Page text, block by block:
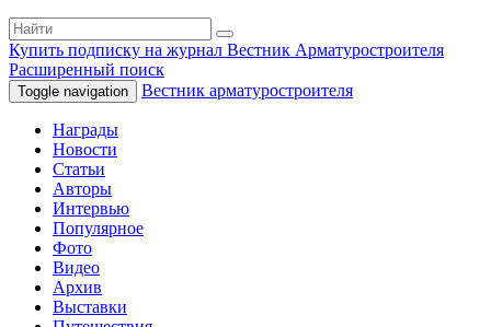
Купить подписку на журнал Вестник Арматуростроителя
Расширенный поиск
Toggle navigation Вестник арматуростроителя
Награды
Новости
Статьи
Авторы
Интервью
Популярное
Фото
Видео
Архив
Выставки